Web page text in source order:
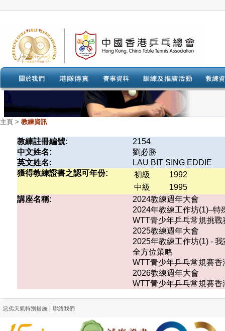
主頁 > 教練資訊
教練註冊編號:
2154
中文姓名:
劉必勝
英文姓名:
LAU BIT SING EDDIE
獲得教練證書之認可年份:
初級
1992
中級
1995
講座名稱:
2024教練週年大會
2024年教練工作坊(1)–特
WTT青少年乒乓常規挑
2025教練週年大會
2025年教練工作坊(1) -
全方位策略
WTT青少年乒乓常規賽香
2026教練週年大會
WTT青少年乒乓常規賽香